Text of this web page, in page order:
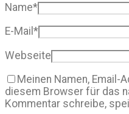
Name*
E-Mail *
Webseite
Meinen Namen, Email-
diesem Browser für das
Kommentar schreibe,